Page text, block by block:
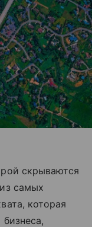
скрываются
самых
которая